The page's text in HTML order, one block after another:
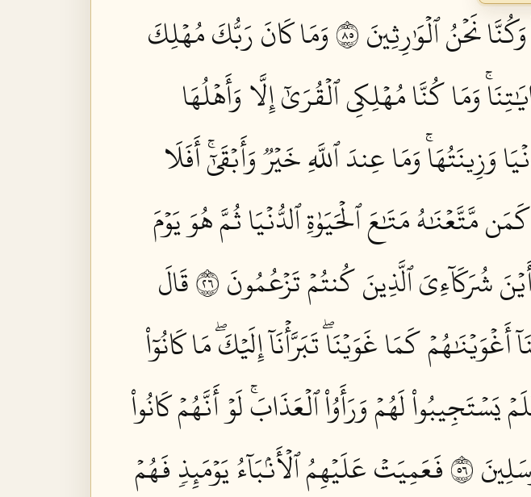
نَحۡنُ ٱلۡوَٰرِثِينَ ٥٨
وَمَا كَانَ رَبُّكَ مُهۡلِكَ
وَمَا كُنَّا مُهۡلِكِي ٱلۡقُرَىٰٓ إِلَّا وَأَهۡلُهَا
وَزِينَتُهَاۚ وَمَا عِندَ ٱللَّهِ خَيۡرٞ وَأَبۡقَىٰٓۚ أَفَلَا
مَّتَّعۡنَٰهُ مَتَٰعَ ٱلۡحَيَوٰةِ ٱلدُّنۡيَا ثُمَّ هُوَ يَوۡمَ
شُرَكَآءِيَ ٱلَّذِينَ كُنتُمۡ تَزۡعُمُونَ ٦٢
قَالَ
كَمَا غَوَيۡنَاۖ تَبَرَّأۡنَآ إِلَيۡكَۖ مَا كَانُوٓاْ
لَهُمۡ وَرَأَوُاْ ٱلۡعَذَابَۚ لَوۡ أَنَّهُمۡ كَانُواْ
٦٥
فَعَمِيَتۡ عَلَيۡهِمُ ٱلۡأَنۢبَآءُ يَوۡمَئِذٖ فَهُمۡ